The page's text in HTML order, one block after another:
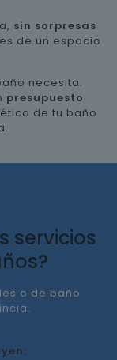
sin sorpresas
de un espacio
necesita.
presupuesto
de tu baño
servicios
o de baño